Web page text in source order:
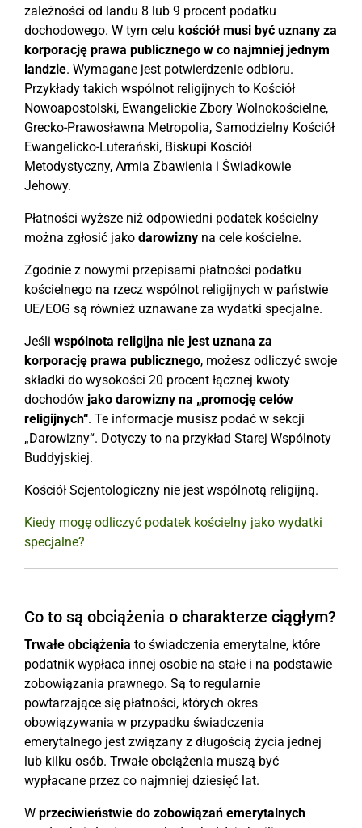
zależności od landu 8 lub 9 procent podatku
dochodowego. W tym celu kościół musi być uznany za
korporację prawa publicznego w co najmniej jednym
landzie. Wymagane jest potwierdzenie odbioru.
Przykłady takich wspólnot religijnych to Kościół
Nowoapostolski, Ewangelickie Zbory Wolnokościelne,
Grecko-Prawosławna Metropolia, Samodzielny Kościół
Ewangelicko-Luterański, Biskupi Kościół
Metodystyczny, Armia Zbawienia i Świadkowie
Jehowy.
Płatności wyższe niż odpowiedni podatek kościelny
można zgłosić jako darowizny na cele kościelne.
Zgodnie z nowymi przepisami płatności podatku
kościelnego na rzecz wspólnot religijnych w państwie
UE/EOG są również uznawane za wydatki specjalne.
Jeśli wspólnota religijna nie jest uznana za
korporację prawa publicznego, możesz odliczyć swoje
składki do wysokości 20 procent łącznej kwoty
dochodów jako darowizny na „promocję celów
religijnych“. Te informacje musisz podać w sekcji
„Darowizny“. Dotyczy to na przykład Starej Wspólnoty
Buddyjskiej.
Kościół Scjentologiczny nie jest wspólnotą religijną.
Kiedy mogę odliczyć podatek kościelny jako wydatki
specjalne?
Co to są obciążenia o charakterze ciągłym?
Trwałe obciążenia to świadczenia emerytalne, które
podatnik wypłaca innej osobie na stałe i na podstawie
zobowiązania prawnego. Są to regularnie
powtarzające się płatności, których okres
obowiązywania w przypadku świadczenia
emerytalnego jest związany z długością życia jednej
lub kilku osób. Trwałe obciążenia muszą być
wypłacane przez co najmniej dziesięć lat.
W przeciwieństwie do zobowiązań emerytalnych